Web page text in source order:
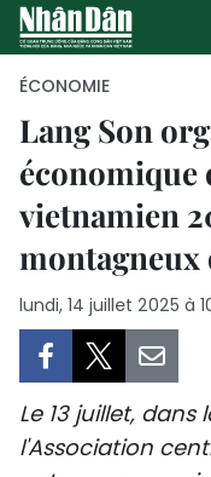
ÉCONOMIE
Lang Son
économique
vietnamien
lundi, 14 juillet 2025 à
Le 13 juillet,
l'Association